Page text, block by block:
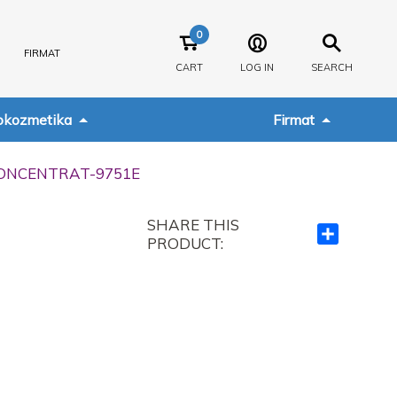
FIRMAT
CART
0
LOG IN SEARCH
Firmat
9751E
SHARE THIS
PRODUCT: